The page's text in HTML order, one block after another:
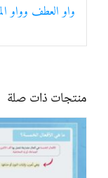
واو العطف وواو
منتجات ذات صلة